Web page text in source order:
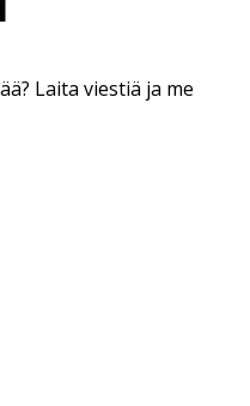
Laita viestiä ja me